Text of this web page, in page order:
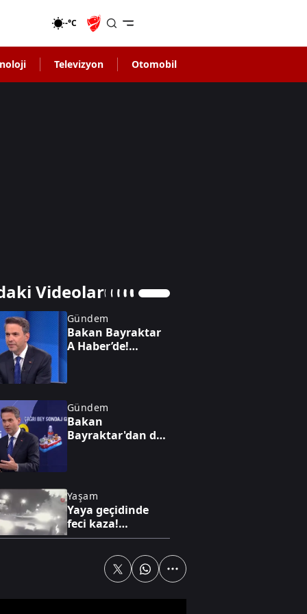
-°C
Televizyon Otomobil
Videolar
Gündem
Bakan Bayraktar
A Haber’de!
Bulgaristan'da
sahaya iniyor
Gündem
Bakan
Bayraktar'dan dev
trilyon dolarlık
hazine
Yaşam
Yaya geçidinde
feci kaza!
Karşıdan karşıya
can verdi!
CHP'li başkanın